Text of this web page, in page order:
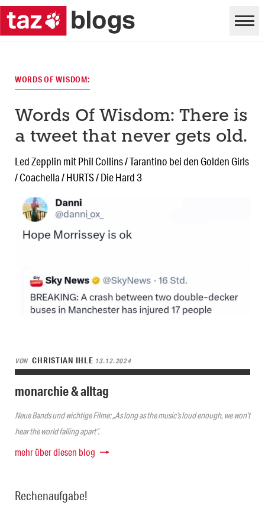
WORDS OF WISDOM:
Words Of Wisdom: There is
a tweet that never gets old.
Led Zepplin mit Phil Collins / Tarantino bei den Golden Girls
/ Coachella / HURTS / Die Hard 3
VON CHRISTIAN IHLE 13.12.2024
monarchie & alltag
Neue Bands und wichtige Filme: „As long as the music’s loud enough, we won’t
hear the world falling apart“.
mehr über diesen blog
Rechenaufgabe!